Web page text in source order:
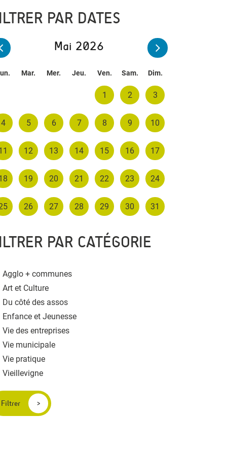
PAR DATES
Mai 2026
Mar. Mer. Jeu. Ven. Sam. Dim.
1 2 3
4 5 6 7 8 9 10
12 13 14 15 16 17
19 20 21 22 23 24
26 27 28 29 30 31
PAR CATÉGORIE
Agglo + communes
Art et Culture
Du côté des assos
Enfance et Jeunesse
Vie des entreprises
Vie municipale
Vie pratique
Vieillevigne
Filtrer